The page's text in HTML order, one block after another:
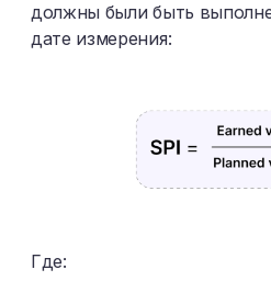
должны были быть
дате измерения:
Где: